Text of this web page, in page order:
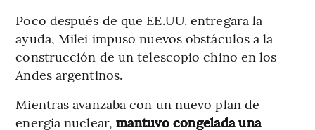
Poco después de que EE.UU. entregara la
ayuda, Milei impuso nuevos obstáculos a la
construcción de un telescopio chino en los
Andes argentinos.
Mientras avanzaba con un nuevo plan de
energía nuclear,mantuvo congelada una